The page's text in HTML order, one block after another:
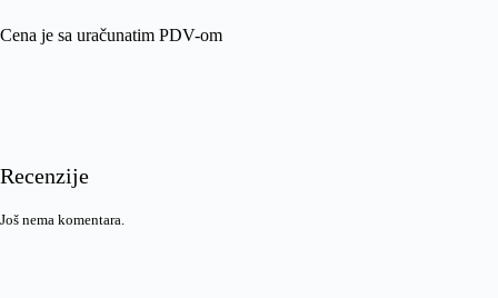
Cena je sa uračunatim PDV-om
Recenzije
Još nema komentara.